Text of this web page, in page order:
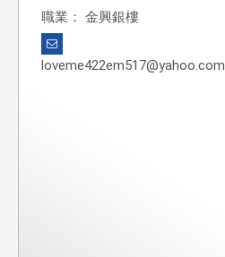
職業： 金興銀樓
loveme422em517@yahoo.com